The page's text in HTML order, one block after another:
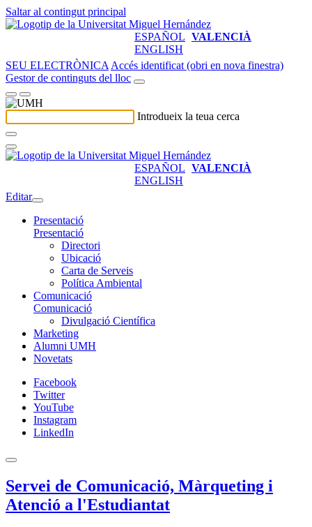
Saltar al contingut principal
ESPAÑOL VALENCIÀ
ENGLISH
SEU ELECTRÒNICA Accés identificat (obri en nova finestra)
Gestor de continguts del lloc
Introdueix la teua cerca
ESPAÑOL VALENCIÀ
ENGLISH
Editar
Presentació
Presentació
Directori
Ubicació
Carta de Serveis
Política Ambiental
Comunicació
Comunicació
Divulgació Científica
Marketing
Alumni UMH
Novetats
Facebook
Twitter
YouTube
Instagram
LinkedIn
Servei de Comunicació, Màrqueting i
Atenció a l'Estudiantat